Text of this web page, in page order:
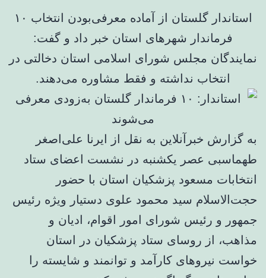
استاندار گلستان از آماده‌ معرفی‌بودن انتخاب ۱۰
فرماندار شهرهای استان خبر داد و گفت:
نمایندگان مجلس شورای اسلامی استان دخالتی در
انتخاب نداشته و فقط مشاوره می‌دهند.
به گزارش خبرآنلاین به نقل از ایرنا علی‌اصغر
طهماسبی عصر یکشنبه در نشست اعضای ستاد
انتخابات مسعود پزشکیان استان با حضور
حجت‌الاسلام سید محمود علوی دستیار ویژه رئیس
جمهور و رئیس شورای امور اقوام، ادیان و
مذاهب، از روسای ستاد پزشکیان در استان
خواست نیروهای کارآمد و توانمند و شایسته را